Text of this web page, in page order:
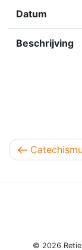
Datum
Beschrijving
Vorig bericht
© 2026